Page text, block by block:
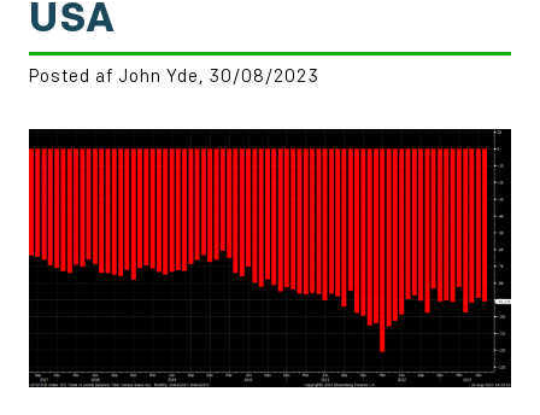
USA
Posted af John Yde, 30/08/2023